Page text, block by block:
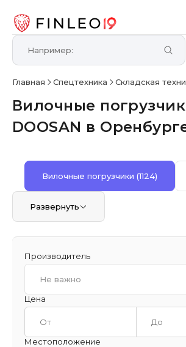
Главная Спецтехника Складская
Вилочные
DOOSAN в
Вилочные погрузчики(1124)
Развернуть
Производитель
Не важно
Цена
Местоположение